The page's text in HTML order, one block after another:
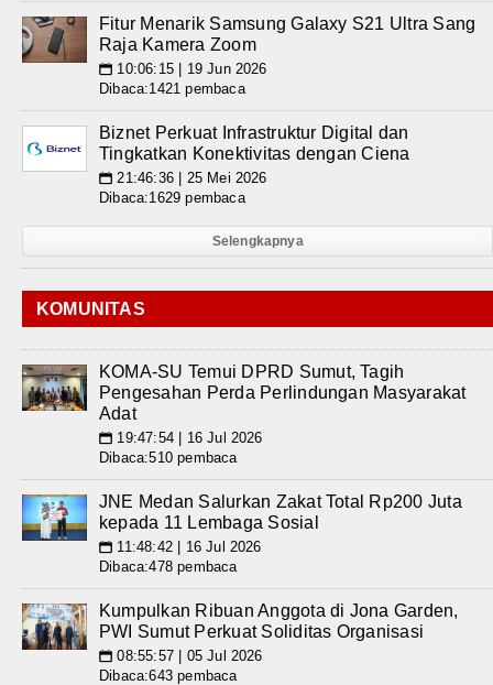
Fitur Menarik Samsung Galaxy S21 Ultra Sang
Raja Kamera Zoom
📅 10:06:15 | 19 Jun 2026
Dibaca:1421 pembaca
Biznet Perkuat Infrastruktur Digital dan
Tingkatkan Konektivitas dengan Ciena
📅 21:46:36 | 25 Mei 2026
Dibaca:1629 pembaca
Selengkapnya
KOMUNITAS
KOMA-SU Temui DPRD Sumut, Tagih
Pengesahan Perda Perlindungan Masyarakat
Adat
📅 19:47:54 | 16 Jul 2026
Dibaca:510 pembaca
JNE Medan Salurkan Zakat Total Rp200 Juta
kepada 11 Lembaga Sosial
📅 11:48:42 | 16 Jul 2026
Dibaca:478 pembaca
Kumpulkan Ribuan Anggota di Jona Garden,
PWI Sumut Perkuat Soliditas Organisasi
📅 08:55:57 | 05 Jul 2026
Dibaca:643 pembaca